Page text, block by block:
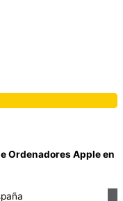
Ordenadores Apple en